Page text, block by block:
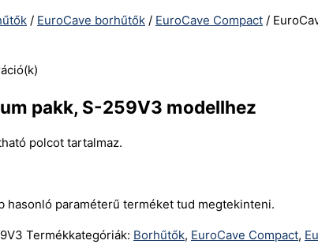
/ EuroCave borhűtők / EuroCave Compact /
pakk, S-259V3 modellhez
polcot tartalmaz.
hasonló paraméterű terméket tud megtekinteni.
Termékkategóriák: Borhűtők, EuroCave Compact,